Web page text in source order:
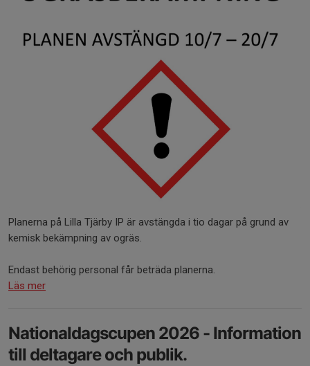
Planerna på Lilla Tjärby IP är avstängda i tio dagar på grund av
kemisk bekämpning av ogräs.
Endast behörig personal får beträda planerna.
Läs mer
Nationaldagscupen 2026 - Information
till deltagare och publik.